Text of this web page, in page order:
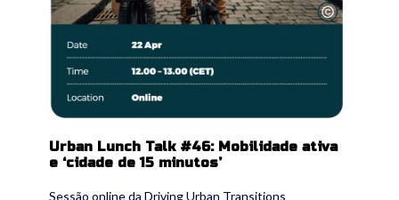
Urban Lunch Talk #46: Mobilidade ativa
e ‘cidade de 15 minutos’
Sessão online da Driving Urban Transitions